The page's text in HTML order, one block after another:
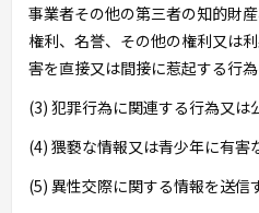
事業者その他の第三者の知的財
権利、名誉、その他の権利又は
害を直接又は間接に惹起する行為
(3) 犯罪行為に関連する行為又は
(4) 猥褻な情報又は青少年に有害
(5) 異性交際に関する情報を送信